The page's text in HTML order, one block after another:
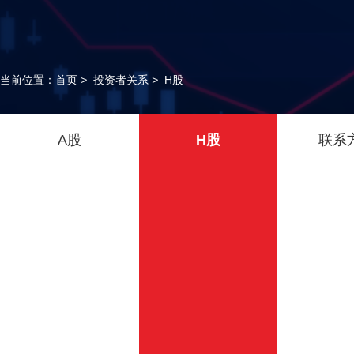
当前位置： 首页 > 投资者关系 > H股
A股 H股 联系